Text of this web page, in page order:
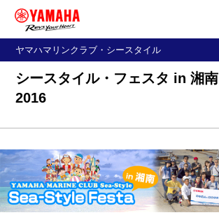
ヤマハマリンクラブ・シースタイル
シースタイル・フェスタ in 湘
2016